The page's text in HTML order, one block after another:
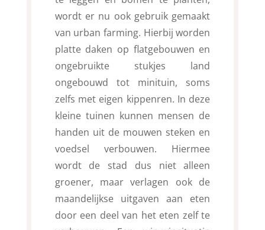
wordt er nu ook gebruik gemaakt
van urban farming. Hierbij worden
platte daken op flatgebouwen en
ongebruikte stukjes land
ongebouwd tot minituin, soms
zelfs met eigen kippenren. In deze
kleine tuinen kunnen mensen de
handen uit de mouwen steken en
voedsel verbouwen. Hiermee
wordt de stad dus niet alleen
groener, maar verlagen ook de
maandelijkse uitgaven aan eten
door een deel van het eten zelf te